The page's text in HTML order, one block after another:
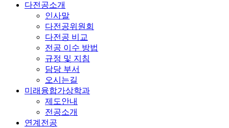
다전공소개
인사말
다전공위원회
다전공 비교
전공 이수 방법
규정 및 지침
담당 부서
오시는길
미래융합가상학과
제도안내
전공소개
연계전공